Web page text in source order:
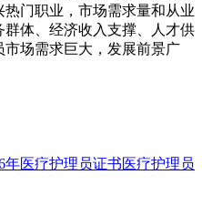
门职业，市场需求量和从业
体、经济收入支撑、人才供
场需求巨大，发展前景广
年医疗护理员证书医疗护理员